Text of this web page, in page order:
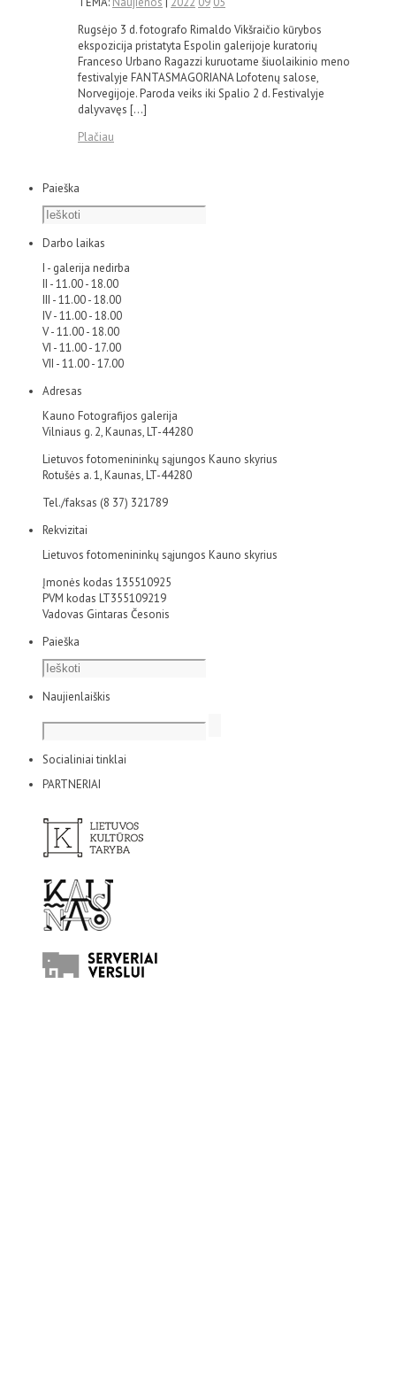
Rugsėjo 3 d. fotografo Rimaldo Vikšraičio kūrybos
ekspozicija pristatyta Espolin galerijoje kuratorių
Franceso Urbano Ragazzi kuruotame šiuolaikinio meno
festivalyje FANTASMAGORIANA Lofotenų salose,
Norvegijoje. Paroda veiks iki Spalio 2 d. Festivalyje
dalyvavęs […]
Plačiau
Paieška
Darbo laikas
I - galerija nedirba
II - 11.00 - 18.00
III - 11.00 - 18.00
IV - 11.00 - 18.00
V - 11.00 - 18.00
VI - 11.00 - 17.00
VII - 11.00 - 17.00
Adresas
Kauno Fotografijos galerija
Vilniaus g. 2, Kaunas, LT-44280
Lietuvos fotomenininkų sąjungos Kauno skyrius
Rotušės a. 1, Kaunas, LT-44280
Tel./faksas (8 37) 321789
Rekvizitai
Lietuvos fotomenininkų sąjungos Kauno skyrius
Įmonės kodas 135510925
PVM kodas LT355109219
Vadovas Gintaras Česonis
Paieška
Naujienlaiškis
Socialiniai tinklai
PARTNERIAI